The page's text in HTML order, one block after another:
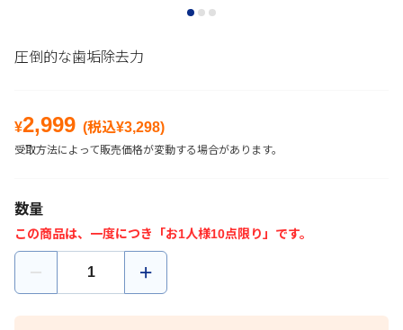
圧倒的な歯垢除去力
¥2,999 (税込¥3,298)
受取方法によって販売価格が変動する場合があります。
数量
この商品は、一度につき「お1人様10点限り」です。